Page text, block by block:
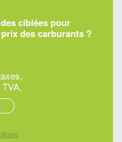
ciblées pour
des carburants ?